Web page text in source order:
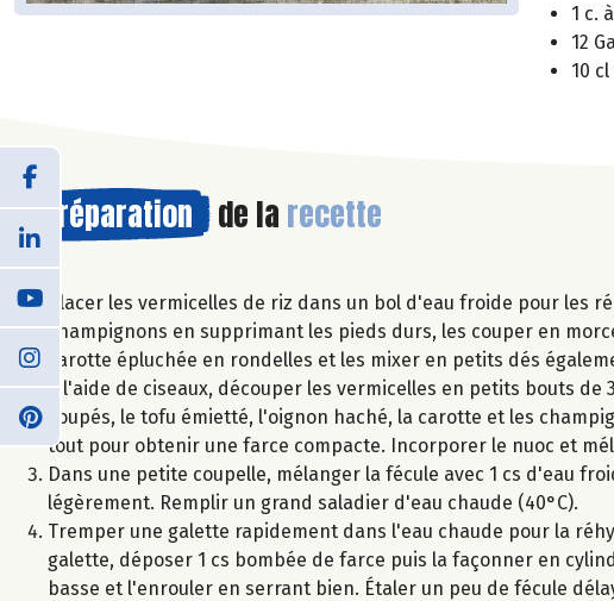
1 c.
12
10
Préparation de la recette
Placer les vermicelles de riz dans un bol d'eau froide pour
champignons en supprimant les pieds durs, les couper en
carotte épluchée en rondelles et les mixer en petits dés
À l'aide de ciseaux, découper les vermicelles en petits bouts
coupés, le tofu émietté, l'oignon haché, la carotte et les
tout pour obtenir une farce compacte. Incorporer le nuoc et
Dans une petite coupelle, mélanger la fécule avec 1 cs d'eau
légèrement. Remplir un grand saladier d'eau chaude (40°C).
Tremper une galette rapidement dans l'eau chaude pour la
galette, déposer 1 cs bombée de farce puis la façonner en
basse et l'enrouler en serrant bien. Étaler un peu de fécule